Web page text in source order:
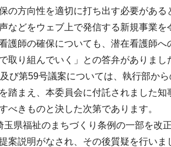
の方向性を適切に打ち出す必要があ
などをウェブ上で発信する新規事業
護師の確保についても、潜在看護師
取り組んでいく」との答弁がありまし
び第59号議案については、執行部か
踏まえ、本委員会に付託されました
べきものと決した次第であります。
県福祉のまちづくり条例の一部を改
案説明がなされ、その後質疑を行いま